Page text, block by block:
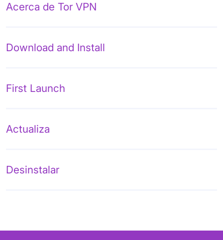
Acerca de Tor VPN
Download and Install
First Launch
Actualiza
Desinstalar